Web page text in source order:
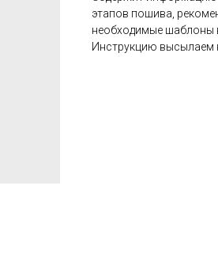
этапов пошива,
необходимые шаблоны
Инструкцию высылаем